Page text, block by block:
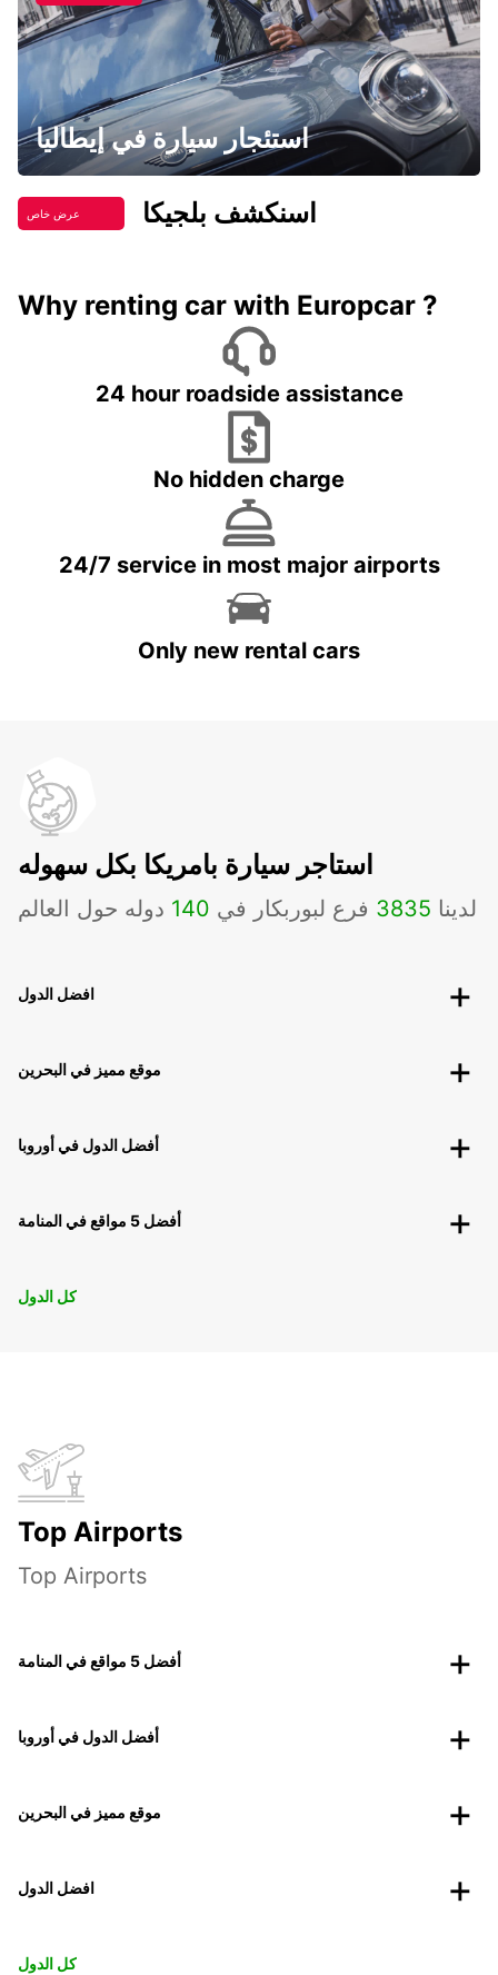
استئجار سيارة في إيطاليا
عرض خاص اسنكشف بلجيكا
Why renting car with Europcar ?
24 hour roadside assistance
No hidden charge
24/7 service in most major airports
Only new rental cars
استاجر سيارة بامريكا بكل سهوله
لدينا 3835 فرع لبوربكار في 140 دوله حول العالم
افضل الدول
موقع مميز في البحرين
أفضل الدول في أوروبا
أفضل 5 مواقع في المنامة
كل الدول
Top Airports
Top Airports
أفضل 5 مواقع في المنامة
أفضل الدول في أوروبا
موقع مميز في البحرين
افضل الدول
كل الدول